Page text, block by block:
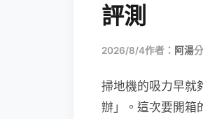
評測
2026/8/4作者： 阿湯
掃地機的吸力早就
辦」。這次要開箱